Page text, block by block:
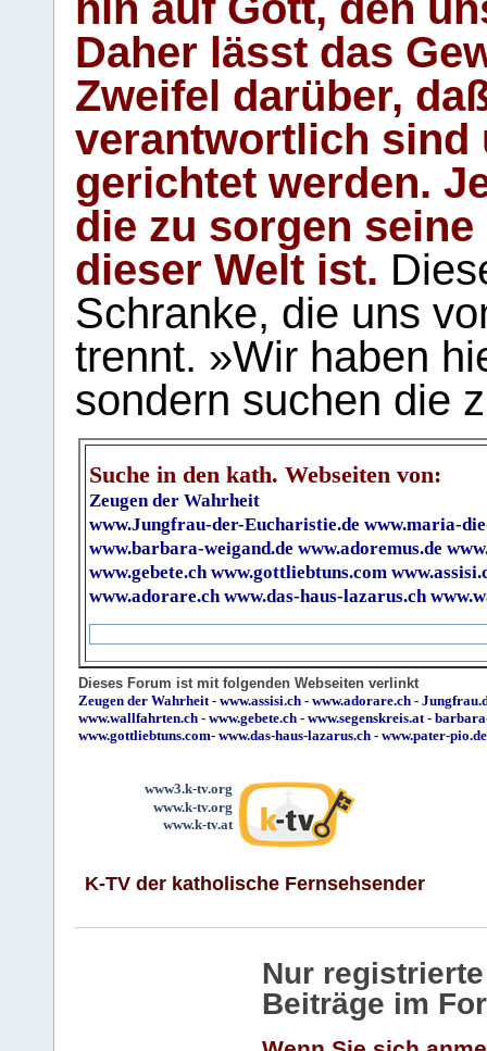
Daher lässt das
Zweifel darüber,
verantwortlich sind
gerichtet werden.
die zu sorgen
dieser Welt ist.
Schranke, die uns
trennt. »Wir haben
sondern suchen die
Suche in den kath. Webseiten von:
Zeugen der Wahrheit
www.Jungfrau-der-Eucharistie.de www.maria-
www.barbara-weigand.de www.adoremus.de
www.gebete.ch www.gottliebtuns.com
www.adorare.ch www.das-haus-lazarus.ch
Dieses Forum ist mit folgenden Webseiten verlinkt
Zeugen der Wahrheit- www.assisi.ch - www.adorare.ch -
www.wallfahrten.ch - www.gebete.ch - www.segenskreis.at-
www.gottliebtuns.com- www.das-haus-lazarus.ch - www.pater-pio.de
www3.k-tv.org
www.k-tv.org
www.k-tv.at
K-TV der katholische Fernsehsender
Nur
Beiträge im